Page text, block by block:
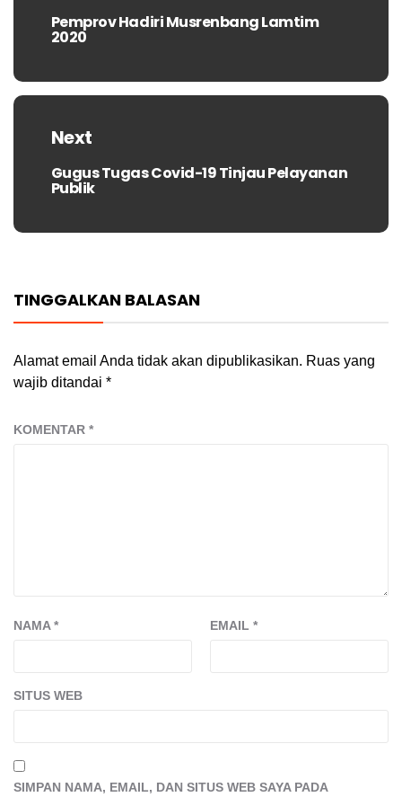
Previous
post:
Pemprov Hadiri Musrenbang Lamtim
2020
Next
Next
post:
Gugus Tugas Covid-19 Tinjau Pelayanan
Publik
TINGGALKAN BALASAN
Alamat email Anda tidak akan dipublikasikan. Ruas yang
wajib ditandai *
KOMENTAR *
NAMA* EMAIL *
SITUS WEB
SIMPAN NAMA, EMAIL, DAN SITUS WEB SAYA PADA